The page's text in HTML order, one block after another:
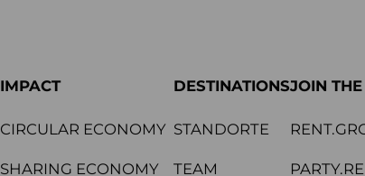
IMPACT
CIRCULAR ECONOMY
SHARING ECONOMY
DESTINATIONS
STANDORTE
TEAM
JOIN